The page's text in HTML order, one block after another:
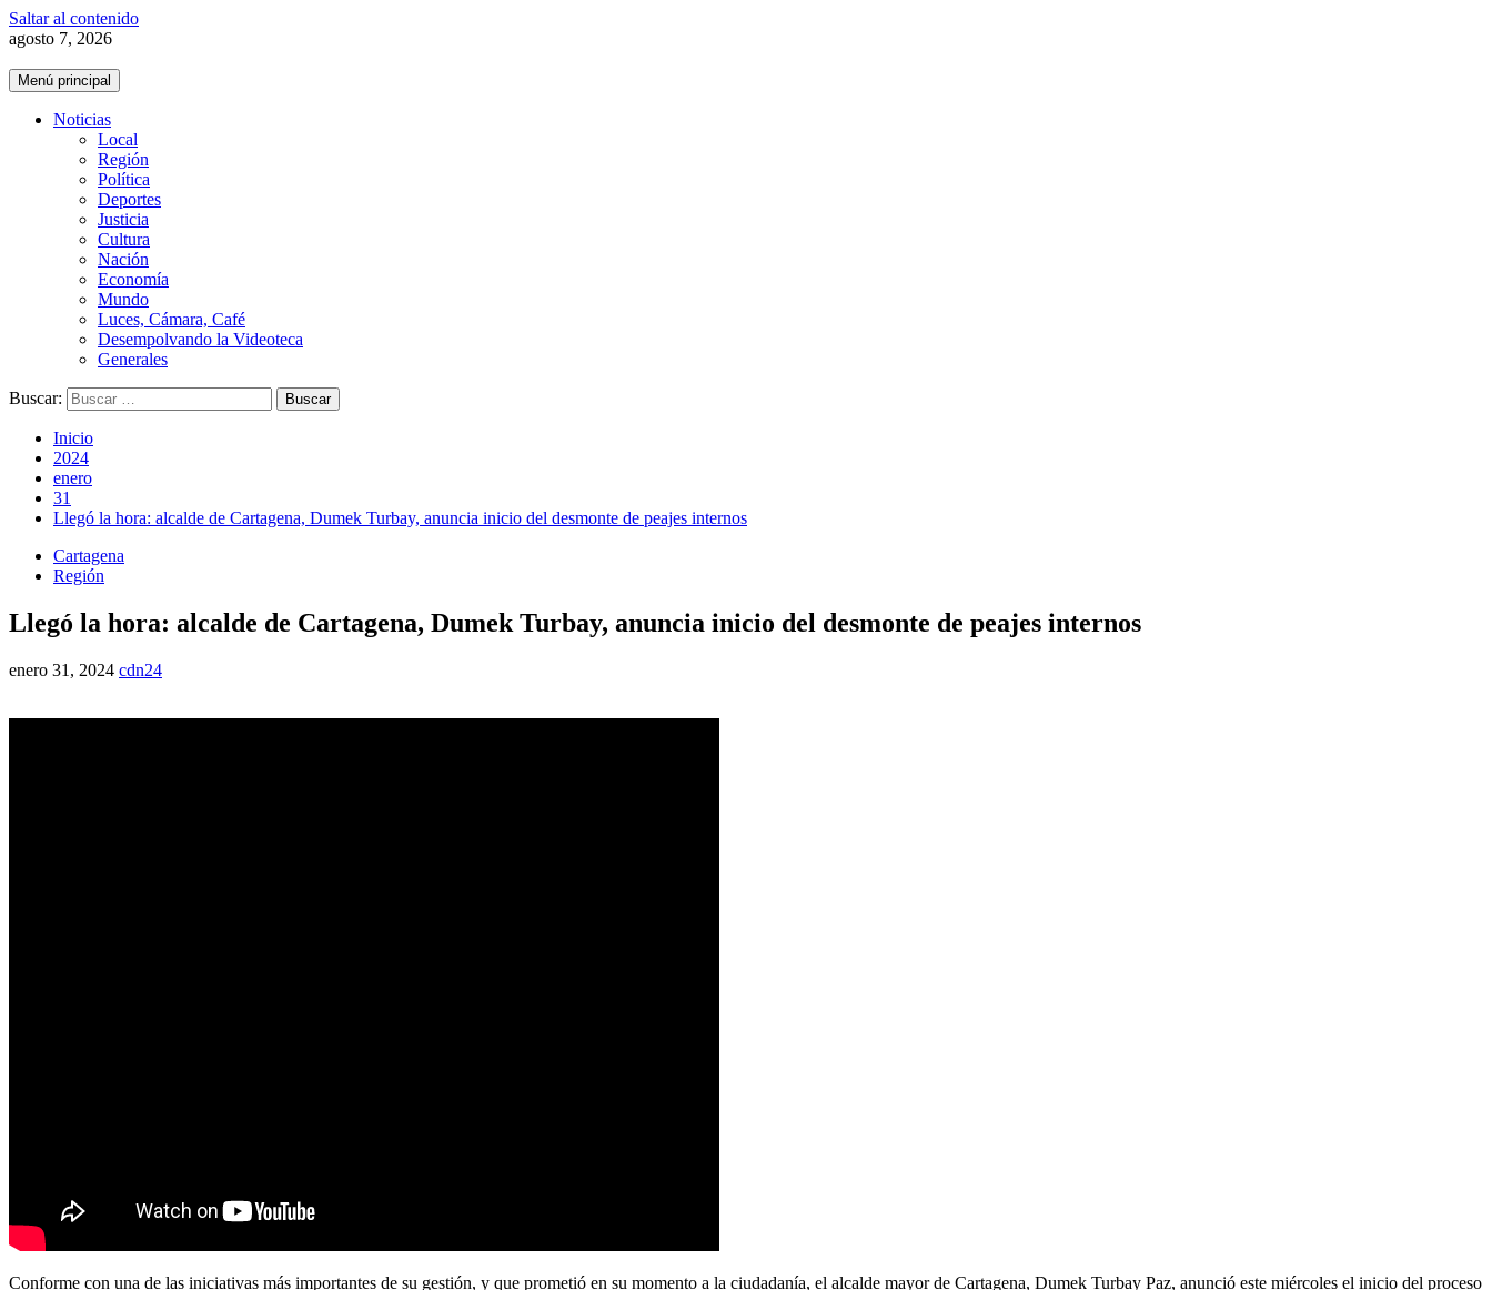
Saltar al contenido
agosto 7, 2026
Menú principal
Noticias
Local
Región
Política
Deportes
Justicia
Cultura
Nación
Economía
Mundo
Luces, Cámara, Café
Desempolvando la Videoteca
Generales
Buscar:
Inicio
2024
enero
31
Llegó la hora: alcalde de Cartagena, Dumek Turbay, anuncia inicio del desmonte de peajes internos
Cartagena
Región
Llegó la hora: alcalde de Cartagena, Dumek Turbay, anuncia inicio del desmonte de peajes internos
enero 31, 2024 cdn24
Conforme con una de las iniciativas más importantes de su gestión, y que prometió en su momento a la ciudadanía, el alcalde mayor de Cartagena, Dumek Turbay Paz, anunció este miércoles el inicio del proceso